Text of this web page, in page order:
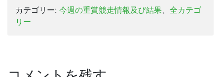
カテゴリー: 今週の重賞競走情報及び結果、 全カテゴ
リー